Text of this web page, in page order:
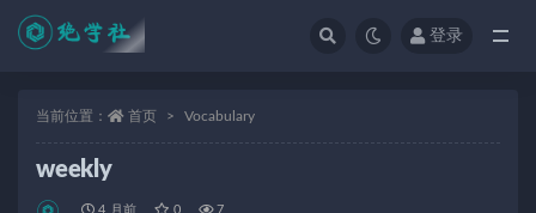
登录
当前位置： 首页 Vocabulary
weekly
4 月前 0 7